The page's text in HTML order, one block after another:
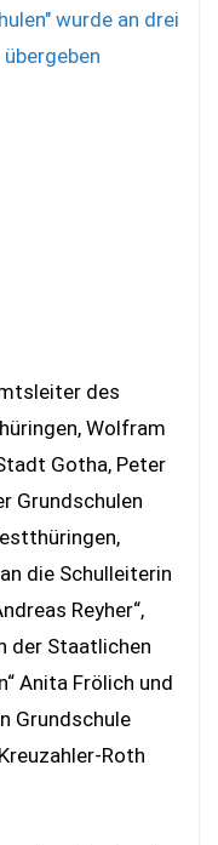
des
Wolfram
Gotha, Peter
Grundschulen
die Schulleiterin
Reyher“,
der Staatlichen
Anita Frölich und
Grundschule
Roth